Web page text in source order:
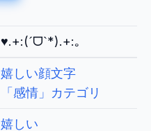
♥.+:(ˊᗜˋ*).+:｡
嬉しい顔文字
「感情」カテゴリ
嬉しい